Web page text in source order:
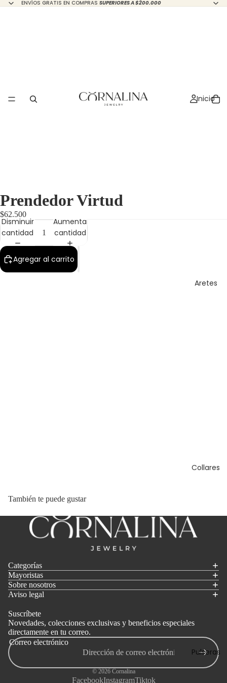
ENVÍOS GRATIS EN COMPRAS SUPERIORES A $200.000
Inicio
Aretes
Collares
Pulseras
Prendedor Virtud
$62.500
Disminuir
cantidad
Aumentar
cantidad
Agregar al carrito
También te puede gustar
Categorías
Mayoristas
Sobre nosotros
Aviso legal
Suscríbete
Novedades, colecciones exclusivas y beneficios especiales
directamente en tu correo.
Correo electrónico
© 2026 Cornalina
FacebookInstagramTiktok